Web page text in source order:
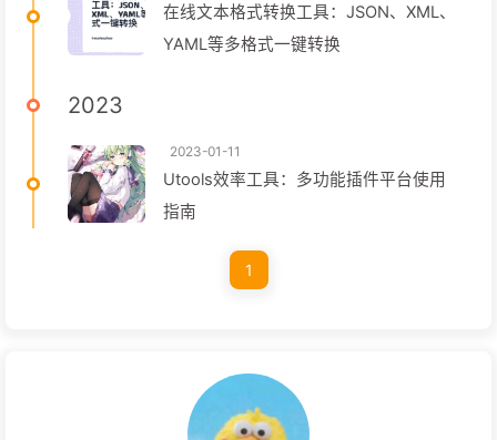
在线文本格式转换工具：JSON、XML、
YAML等多格式一键转换
2023
2023-01-11
Utools效率工具：多功能插件平台使用
指南
1